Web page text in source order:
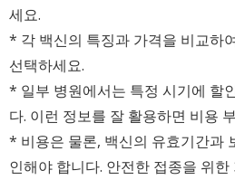
세요.
* 각 백신의 특징과 가격을 비교하
선택하세요.
* 일부 병원에서는 특정 시기에 할
다. 이런 정보를 잘 활용하면 비용
* 비용은 물론, 백신의 유효기간과
인해야 합니다. 안전한 접종을 위한